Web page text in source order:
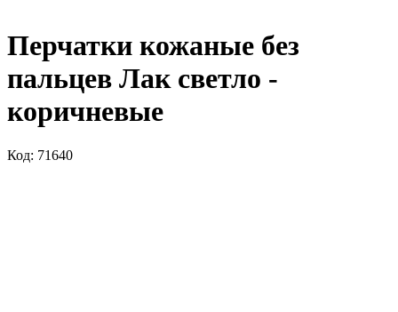
Перчатки кожаные без
пальцев Лак светло -
коричневые
Код: 71640